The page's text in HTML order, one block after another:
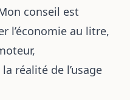
conseil est
l’économie au litre,
réalité de l’usage